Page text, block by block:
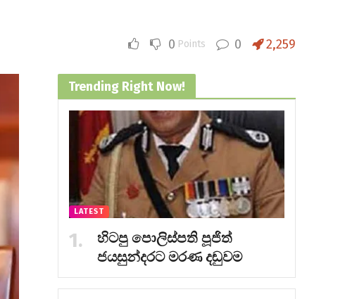
0 Points 0 2,259
Trending Right Now!
LATEST
හිටපු පොලිස්පති පූජිත්
ජයසුන්දරට මරණ දඬුවම